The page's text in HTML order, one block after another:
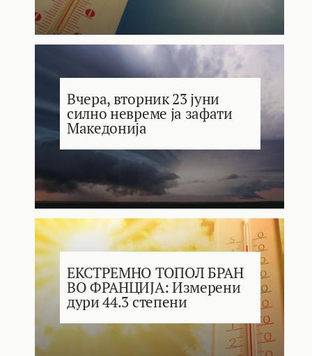
Вчера, вторник 23 јуни
силно невреме ја зафати
Македонија
ЕКСТРЕМНО ТОПОЛ БРАН
ВО ФРАНЦИЈА: Измерени
дури 44.3 степени